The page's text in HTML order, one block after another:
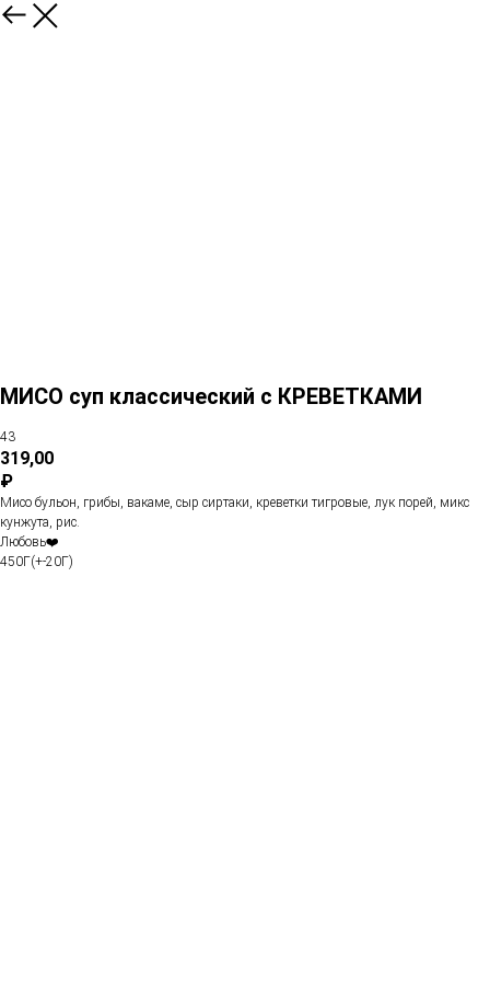
МИСО суп классический с КРЕВЕТКАМИ
43
319,00
₽
Мисо бульон, грибы, вакаме, сыр сиртаки, креветки тигровые, лук порей, микс
кунжута, рис.
Любовь❤️
450Г(+-20Г)